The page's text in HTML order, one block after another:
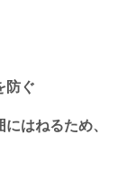
防ぐ
はねるため、